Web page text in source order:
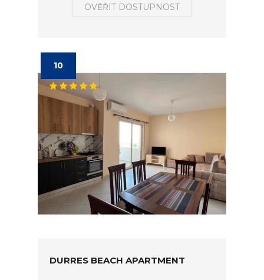
OVĚŘIT DOSTUPNOST
10
DURRES BEACH APARTMENT